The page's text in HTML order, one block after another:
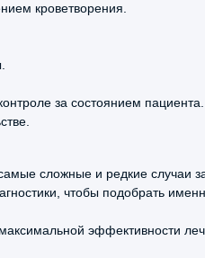
кроветворения.
за состоянием пациента.
сложные и редкие случаи
чтобы подобрать
эффективности